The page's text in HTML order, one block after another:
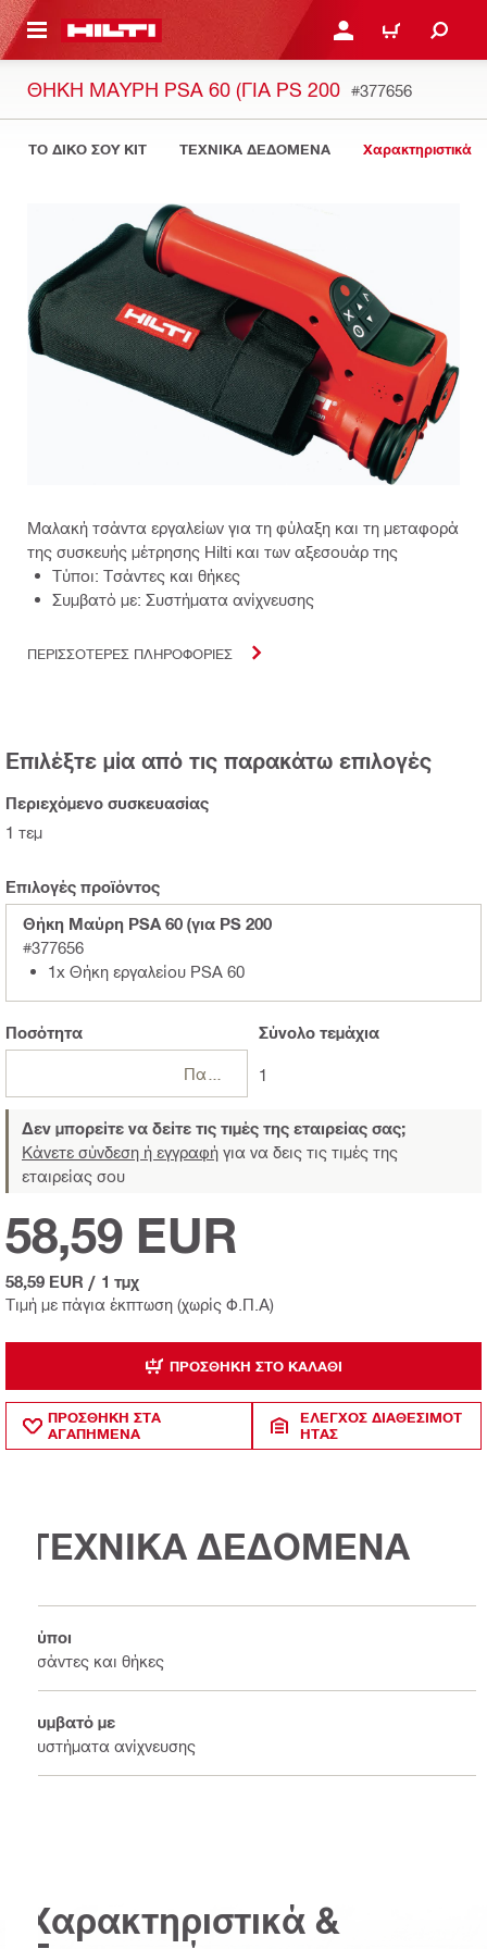
ΕΛΕΓΞΕΙΣ ΤΟ ΠΑΚΕΤΟ ΠΟΥ ΕΧΕΙΣ ΦΤΙΑΞΕΙ ΚΆΝΕ ΣΎΝΔΕΣΗ Ή
ΚΑΛΆΘΙ
ΘΉΚΗ ΜΑΎΡΗ PSA 60 (ΓΙΑ PS 200 #377656
ΤΟ ΔΙΚΟ ΣΟΥ KIT ΤΕΧΝΙΚΑ ΔΕΔΟΜΕΝΑ Χαρακτηριστικά
Μαλακή τσάντα εργαλείων για τη φύλαξη και τη μεταφορά
της συσκευής μέτρησης Hilti και των αξεσουάρ της
Τύποι: Τσάντες και θήκες
Συμβατό με: Συστήματα ανίχνευσης
ΠΕΡΙΣΣΟΤΕΡΕΣ ΠΛΗΡΟΦΟΡΙΕΣ
Επιλέξτε μία από τις παρακάτω επιλογές
Περιεχόμενο συσκευασίας
1 τεμ
Επιλογές προϊόντος
Θήκη Μαύρη PSA 60 (για PS 200
#377656
1x Θήκη εργαλείου PSA 60
Ποσότητα Σύνολοτεμάχια
1
Δεν μπορείτε να δείτε τις τιμές της εταιρείας σας;
Κάνετε σύνδεση ή εγγραφή για να δεις τις τιμές της
εταιρείας σου
Τιμή με πάγια έκπτωση (χωρίς Φ.Π.Α)
58,59 EUR
58,59 EUR / 1 τμχ
ΠΡΟΣΘΉΚΗ ΣΤΟ ΚΑΛΆΘΙ
ΠΡΟΣΘΗΚΗ ΣΤΑ
ΑΓΑΠΗΜΕΝΑ
ΈΛΕΓΧΟΣ ΔΙΑΘΕΣΙΜΌΤ
ΗΤΑΣ
ΤΕΧΝΙΚΑ ΔΕΔΟΜΕΝΑ
Τύποι
Τσάντες και θήκες
Συμβατό με
Συστήματα ανίχνευσης
Χαρακτηριστικά &